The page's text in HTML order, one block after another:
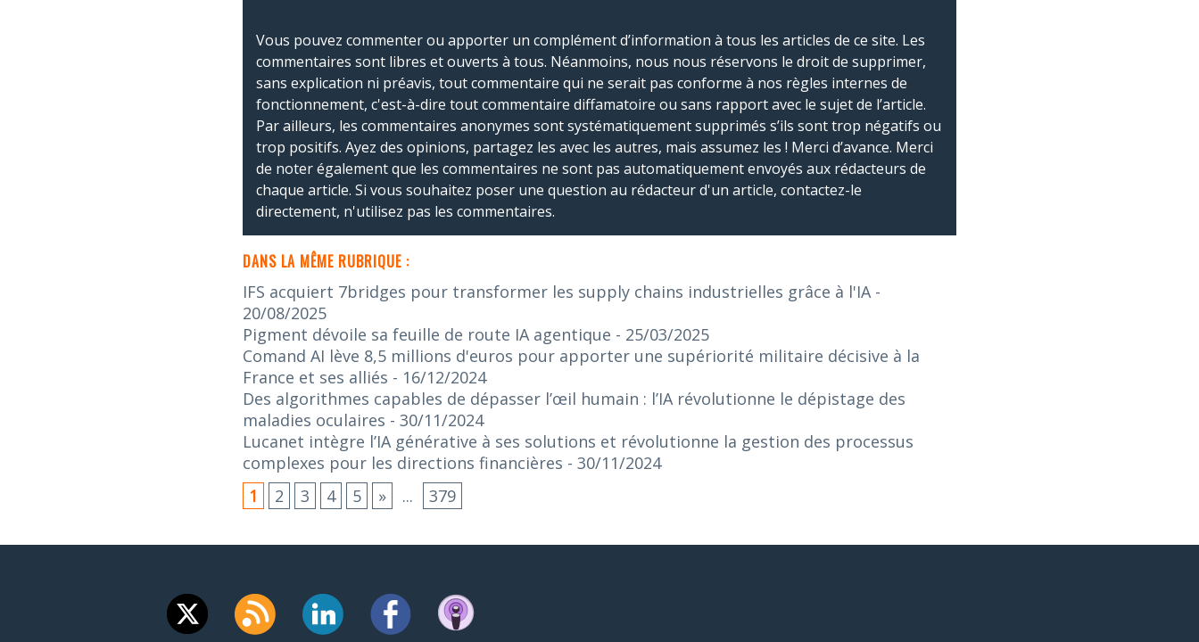
Vous pouvez commenter ou apporter un complément d’information à tous les articles de ce site. Les
commentaires sont libres et ouverts à tous. Néanmoins, nous nous réservons le droit de supprimer,
sans explication ni préavis, tout commentaire qui ne serait pas conforme à nos règles internes de
fonctionnement, c'est-à-dire tout commentaire diffamatoire ou sans rapport avec le sujet de l’article.
Par ailleurs, les commentaires anonymes sont systématiquement supprimés s’ils sont trop négatifs ou
trop positifs. Ayez des opinions, partagez les avec les autres, mais assumez les ! Merci d’avance. Merci
de noter également que les commentaires ne sont pas automatiquement envoyés aux rédacteurs de
chaque article. Si vous souhaitez poser une question au rédacteur d'un article, contactez-le
directement, n'utilisez pas les commentaires.
DANS LA MÊME RUBRIQUE :
IFS acquiert 7bridges pour transformer les supply chains industrielles grâce à l'IA -
20/08/2025
Pigment dévoile sa feuille de route IA agentique - 25/03/2025
Comand AI lève 8,5 millions d'euros pour apporter une supériorité militaire décisive à la
France et ses alliés - 16/12/2024
Des algorithmes capables de dépasser l’œil humain : l’IA révolutionne le dépistage des
maladies oculaires - 30/11/2024
Lucanet intègre l’IA générative à ses solutions et révolutionne la gestion des processus
complexes pour les directions financières - 30/11/2024
1
2 3 4 5 » ... 379